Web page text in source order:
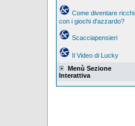
Come diventare ricchi
con i giochi d'azzardo?
Scacciapensieri
Il Video di Lucky
Menù Sezione
Interattiva